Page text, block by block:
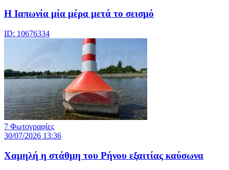
Η Ιαπωνία μία μέρα μετά το σεισμό
ID: 10676334
7 Φωτογραφίες
30/07/2026 13:36
Χαμηλή η στάθμη του Ρήνου εξαιτίας καύσωνα